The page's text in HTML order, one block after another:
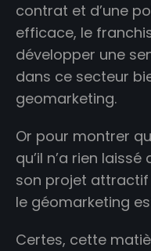
contrat et d’une
efficace, le
développer une
dans ce secteur
geomarketing.
Or pour montrer
qu’il n’a rien
son projet
le géomarketing
Certes, cette